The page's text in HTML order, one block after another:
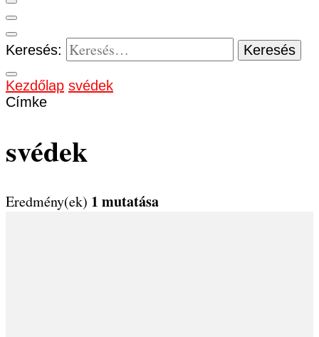
Keresés:
Kezdőlap svédek
Címke
svédek
Eredmény(ek) 1 mutatása